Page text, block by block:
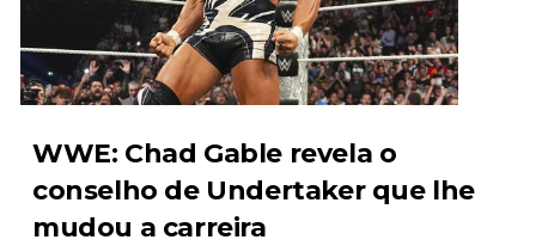
WWE SummerSlam 2026 - Saturday
Unknown-Aug 01 2026
WWE Friday Night Smackdown 31 July 2026
Unknown-Aug 01 2026
WWE: Chad Gable revela o
conselho de Undertaker que lhe
mudou a carreira